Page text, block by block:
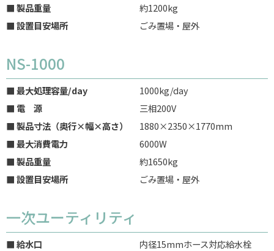
■ 製品重量
約1200kg
■ 設置目安場所
ごみ置場・屋外
NS-1000
■ 最大処理容量/day
1000kg/day
■ 電 源
三相200V
■ 製品寸法（奥行×幅×高さ）
1880×2350×1770mm
■ 最大消費電力
6000W
■ 製品重量
約1650kg
■ 設置目安場所
ごみ置場・屋外
一次ユーティリティ
■ 給水口
内径15mmホース対応給水栓